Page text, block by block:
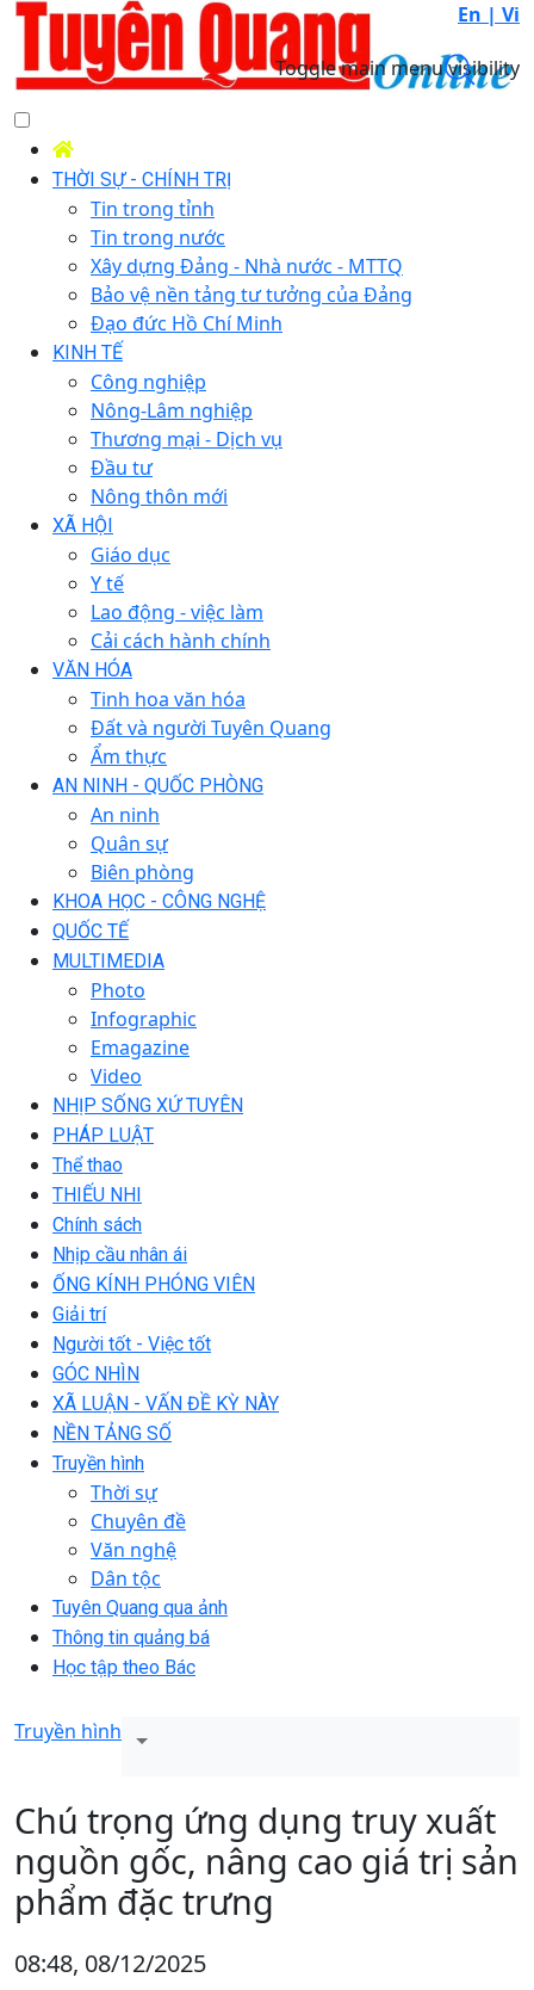
En | Vi
Toggle main menu visibility
THỜI SỰ - CHÍNH TRỊ
Tin trong tỉnh
Tin trong nước
Xây dựng Đảng - Nhà nước - MTTQ
Bảo vệ nền tảng tư tưởng của Đảng
Đạo đức Hồ Chí Minh
KINH TẾ
Công nghiệp
Nông-Lâm nghiệp
Thương mại - Dịch vụ
Đầu tư
Nông thôn mới
XÃ HỘI
Giáo dục
Y tế
Lao động - việc làm
Cải cách hành chính
VĂN HÓA
Tinh hoa văn hóa
Đất và người Tuyên Quang
Ẩm thực
AN NINH - QUỐC PHÒNG
An ninh
Quân sự
Biên phòng
KHOA HỌC - CÔNG NGHỆ
QUỐC TẾ
MULTIMEDIA
Photo
Infographic
Emagazine
Video
NHỊP SỐNG XỨ TUYÊN
PHÁP LUẬT
Thể thao
THIẾU NHI
Chính sách
Nhịp cầu nhân ái
ỐNG KÍNH PHÓNG VIÊN
Giải trí
Người tốt - Việc tốt
GÓC NHÌN
XÃ LUẬN - VẤN ĐỀ KỲ NÀY
NỀN TẢNG SỐ
Truyền hình
Thời sự
Chuyên đề
Văn nghệ
Dân tộc
Tuyên Quang qua ảnh
Thông tin quảng bá
Học tập theo Bác
Truyền hình
Chú trọng ứng dụng truy xuất
nguồn gốc, nâng cao giá trị sản
phẩm đặc trưng
08:48, 08/12/2025